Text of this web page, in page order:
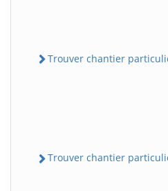
Trouver chantier
Trouver chantier